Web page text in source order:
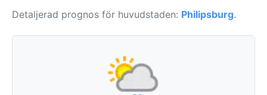
Detaljerad prognos för huvudstaden: Philipsburg.